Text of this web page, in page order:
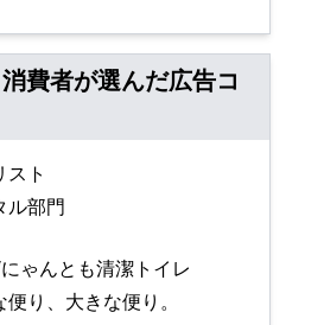
費者が選んだ広告コ
スト
ル部門
ゃんとも清潔トイレ
り、大きな便り。